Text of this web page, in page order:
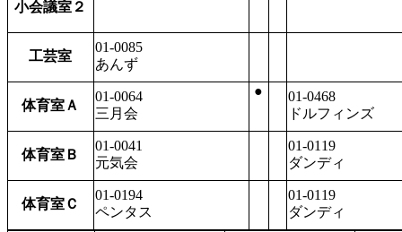
小会議室２
工芸室
01-0085
あんず
体育室Ａ
01-0064
三月会
●
01-0468
ドルフィンズ
体育室Ｂ
01-0041
元気会
01-0119
ダンディ
体育室Ｃ
01-0194
ペンタス
01-0119
ダンディ